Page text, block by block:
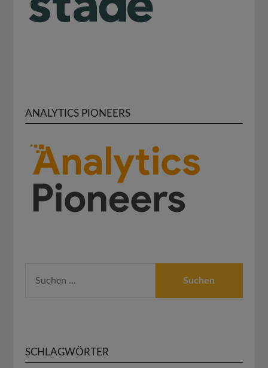
ANALYTICS PIONEERS
NACH:
SCHLAGWÖRTER